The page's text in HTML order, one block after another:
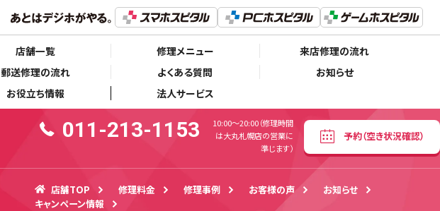
店舗一覧 修理メニュー
来店修理の流れ
郵送修理の流れ
よくある質問
お知らせ
お役立ち情報
法人サービス
011-213-1153
10:00〜20:00（修理時間は大丸札幌店の営業に準じます）
予約（空き状況確認）
011-213-1153
10:00〜20:00（修理時間
は大丸札幌店の営業に
準じます）
予約（空き状況確認）
店舗TOP 修理料金 修理事例 お客様の声
お知らせ
キャンペーン情報